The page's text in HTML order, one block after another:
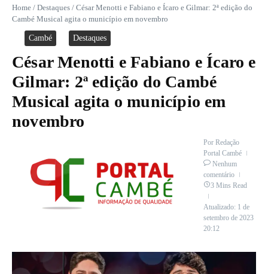
Home / Destaques / César Menotti e Fabiano e Ícaro e Gilmar: 2ª edição do
Cambé Musical agita o município em novembro
Cambé Destaques
César Menotti e Fabiano e Ícaro e
Gilmar: 2ª edição do Cambé
Musical agita o município em
novembro
Por Redação
Portal Cambé
Nenhum
comentário
3 Mins Read
Atualizado: 1 de
setembro de 2023
20:12